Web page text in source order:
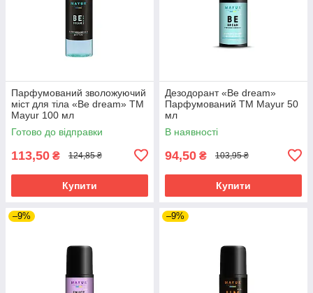
Парфумований зволожуючий
міст для тіла «Be dream» ТМ
Mayur 100 мл
Готово до відправки
113,50 ₴ 124,85 ₴
Купити
Дезодорант «Be dream»
Парфумований ТМ Mayur 50
мл
В наявності
94,50 ₴ 103,95 ₴
Купити
–9% –9%